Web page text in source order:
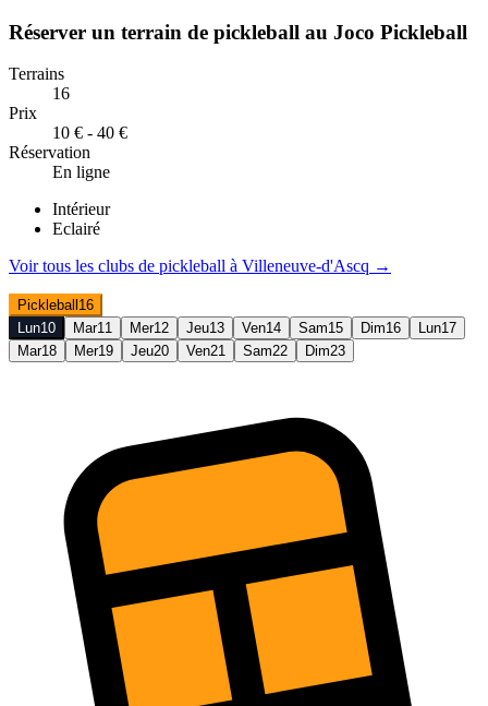
Réserver un terrain de pickleball au Joco Pickleball
Terrains
16
Prix
10 € - 40 €
Réservation
En ligne
Intérieur
Eclairé
Voir tous les clubs de pickleball à Villeneuve-d'Ascq →
Pickleball 16
Lun10 Mar11 Mer12 Jeu13 Ven14 Sam15 Dim16 Lun17
Mar18 Mer19 Jeu20 Ven21 Sam22 Dim23